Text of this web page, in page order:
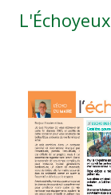
L'Échoyeux